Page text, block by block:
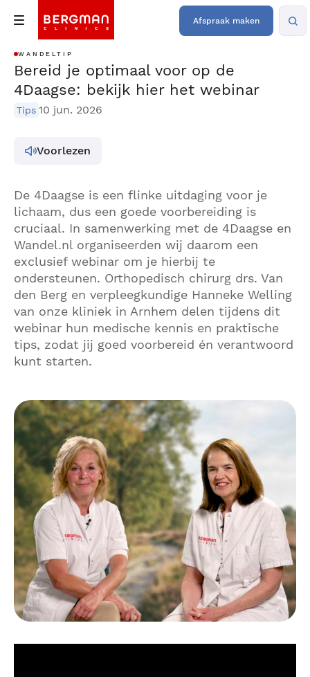
Afspraak maken
WANDELTIP
Bereid je optimaal voor op de
4Daagse: bekijk hier het webinar
Tips 10 jun. 2026
Voorlezen
De 4Daagse is een flinke uitdaging voor je
lichaam, dus een goede voorbereiding is
cruciaal. In samenwerking met de 4Daagse en
Wandel.nl organiseerden wij daarom een
exclusief webinar om je hierbij te
ondersteunen. Orthopedisch chirurg drs. Van
den Berg en verpleegkundige Hanneke Welling
van onze kliniek in Arnhem delen tijdens dit
webinar hun medische kennis en praktische
tips, zodat jij goed voorbereid én verantwoord
kunt starten.